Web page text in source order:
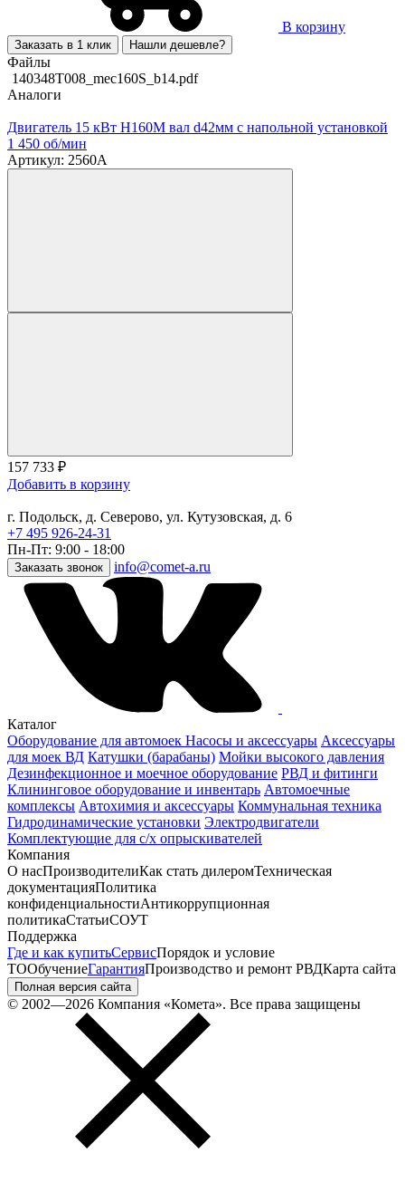
В корзину
Заказать в 1 клик Нашли дешевле?
Файлы
140348T008_mec160S_b14.pdf
Аналоги
Двигатель 15 кВт H160M вал d42мм с напольной установкой
1 450 об/мин
Артикул: 2560A
157 733 ₽
Добавить в корзину
г. Подольск, д. Северово, ул. Кутузовская, д. 6
+7 495 926-24-31
Пн-Пт: 9:00 - 18:00
Заказать звонок info@comet-a.ru
Каталог
Оборудование для автомоек Насосы и аксессуары Аксессуары
для моек ВД Катушки (барабаны) Мойки высокого давления
Дезинфекционное и моечное оборудование РВД и фитинги
Клининговое оборудование и инвентарь Автомоечные
комплексы Автохимия и аксессуары Коммунальная техника
Гидродинамические установки Электродвигатели
Комплектующие для с/х опрыскивателей
Компания
О насПроизводителиКак стать дилеромТехническая
документацияПолитика
конфиденциальностиАнтикоррупционная
политикаСтатьиСОУТ
Поддержка
Где и как купитьСервисПорядок и условие
ТООбучениеГарантияПроизводство и ремонт РВДКарта сайта
Полная версия сайта
© 2002—2026 Компания «Комета». Все права защищены